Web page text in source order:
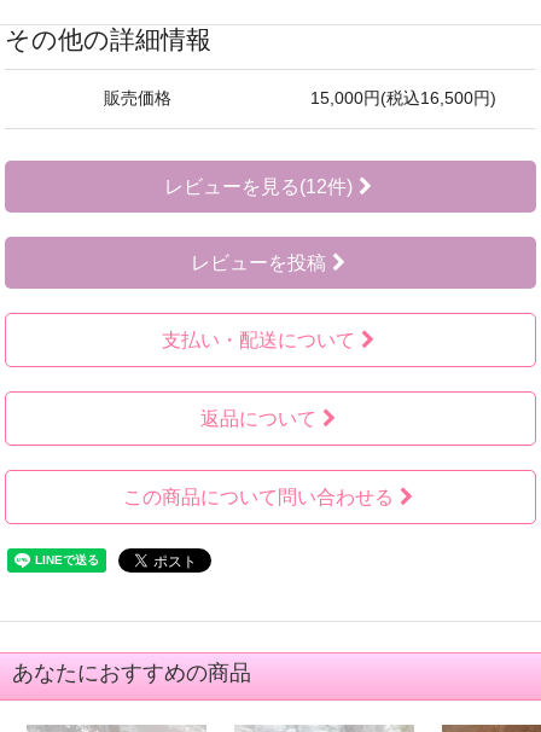
その他の詳細情報
販売価格 15,000円(税込16,500円)
レビューを見る(12件)
レビューを投稿
支払い・配送について
返品について
この商品について問い合わせる
あなたにおすすめの商品